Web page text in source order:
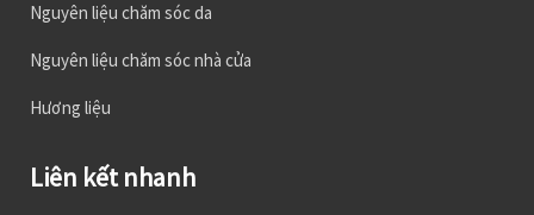
Nguyên liệu chăm sóc da
Nguyên liệu chăm sóc nhà cửa
Hương liệu
Liên kết nhanh